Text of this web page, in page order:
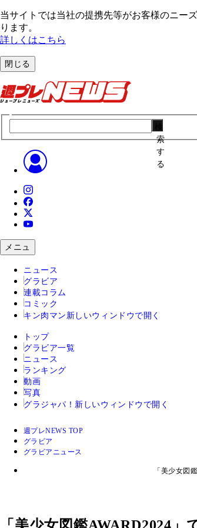
当サイトでは当社の提携先等がお客様のニー
ります。
詳しくはこちら
閉じる
索
す
る
メニュ
ニュース
グラビア
連載コラム
コミック
キン肉マン 新しいウィンドウで開く
トップ
グラビア一覧
ニュース
ランキング
動画
写真
グラジャパ！ 新しいウィンドウで開く
週プレNEWS TOP
グラビア
グラビアニュース
「美少女図
「美少女図鑑AWARD2024